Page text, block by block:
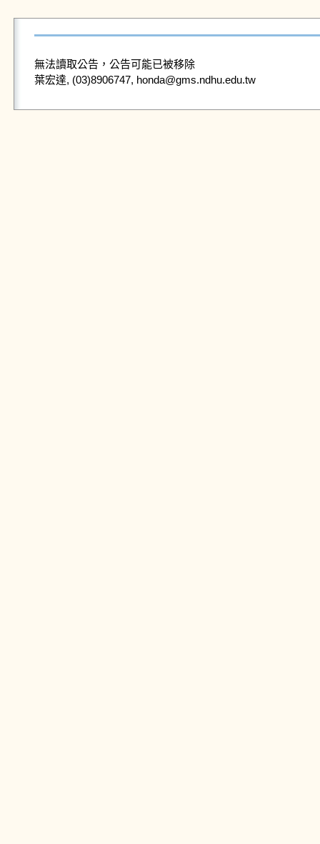
無法讀取公告，公告可能已被移除
葉宏達, (03)8906747, honda@gms.ndhu.edu.tw